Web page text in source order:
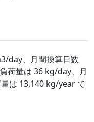
day、月間換算日数
荷量は 36 kg/day、月
は 13,140 kg/year で